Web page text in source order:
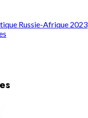
Russie-Afrique 2023